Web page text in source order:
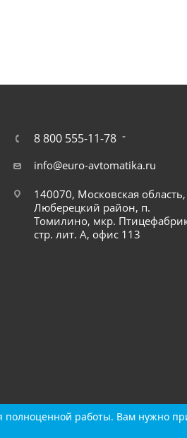
8 800 555-11-78
info@euro-avtomatika.ru
140070, Московская область,
Люберецкий район, п.
Томилино, мкр.
стр. лит. А, офис 113
полноценной работы. Вам нужно